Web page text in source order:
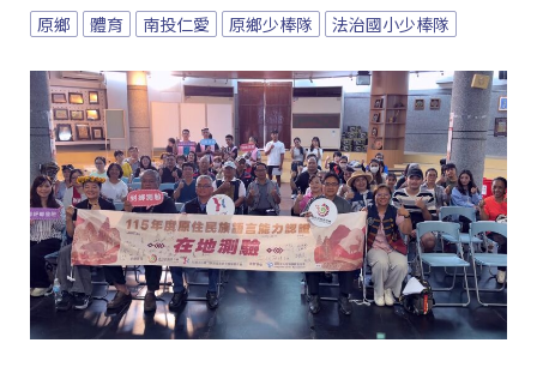
原鄉 體育 南投仁愛 原鄉少棒隊 法治國小少棒隊